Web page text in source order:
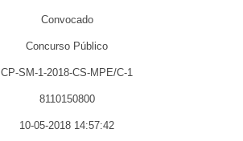
Convocado
Concurso Público
CP-SM-1-2018-CS-MPE/C-1
8110150800
10-05-2018 14:57:42